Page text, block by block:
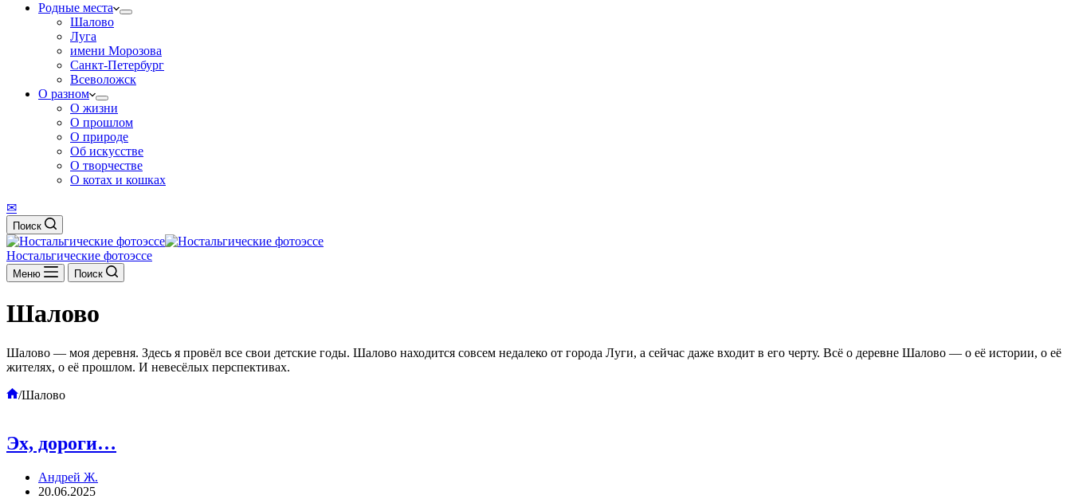
Родные места
Шалово
Луга
имени Морозова
Санкт-Петербург
Всеволожск
О разном
О жизни
О прошлом
О природе
Об искусстве
О творчестве
О котах и кошках
✉
Поиск
Ностальгические фотоэссе
Меню Поиск
Шалово
Шалово — моя деревня. Здесь я провёл все свои детские годы. Шалово находится совсем недалеко от города Луги, а сейчас даже входит в его черту. Всё о деревне Шалово — о её истории, о её
жителях, о её прошлом. И невесёлых перспективах.
Главная
/Шалово
Эх, дороги…
Андрей Ж.
20.06.2025